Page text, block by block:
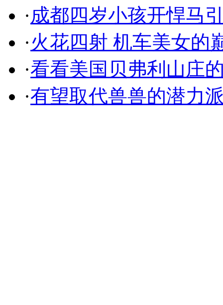
·成都四岁小孩开悍马
·火花四射 机车美女的
·看看美国贝弗利山庄
·有望取代兽兽的潜力